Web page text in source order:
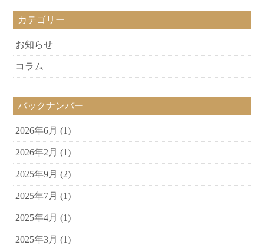
カテゴリー
お知らせ
コラム
バックナンバー
2026年6月 (1)
2026年2月 (1)
2025年9月 (2)
2025年7月 (1)
2025年4月 (1)
2025年3月 (1)